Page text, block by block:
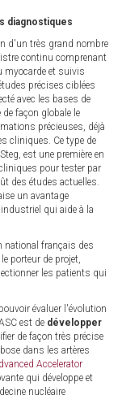
diagnostiques
d'un très grand nombre
continu comprenant
myocarde et suivis
précises ciblées
avec les bases de
façon globale le
précieuses, déjà
cliniques. Ce type de
est une première en
pour tester par
des études actuelles.
un avantage
qui aide à la
national français des
porteur de projet,
les patients qui
évaluer l'évolution
est de développer
de façon très précise
dans les artères
Accelerator
qui développe et
nucléaire